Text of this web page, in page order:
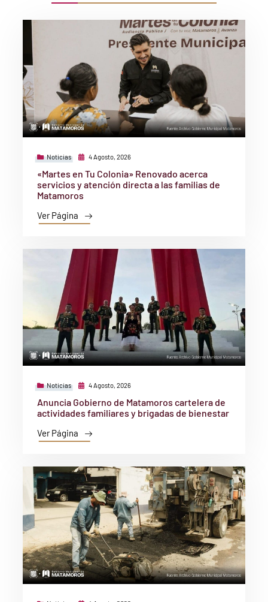
Noticias 4 Agosto, 2026
«Martes en Tu Colonia» Renovado acerca
servicios y atención directa a las familias de
Matamoros
Ver Página
Noticias 4 Agosto, 2026
Anuncia Gobierno de Matamoros cartelera de
actividades familiares y brigadas de bienestar
Ver Página